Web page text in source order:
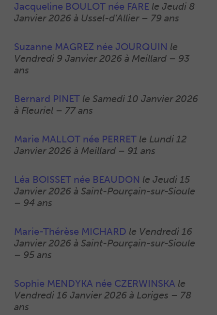
Jacqueline BOULOT née FARE le Jeudi 8
Janvier 2026 à Ussel-d’Allier – 79 ans
Suzanne MAGREZ née JOURQUIN le
Vendredi 9 Janvier 2026 à Meillard – 93
ans
Bernard PINET le Samedi 10 Janvier 2026
à Fleuriel – 77 ans
Marie MALLOT née PERRETle Lundi 12
Janvier 2026 à Meillard – 91 ans
Léa BOISSET née BEAUDON le Jeudi 15
Janvier 2026 à Saint-Pourçain-sur-Sioule
– 94 ans
Marie-Thérèse MICHARD le Vendredi 16
Janvier 2026 à Saint-Pourçain-sur-Sioule
– 95 ans
Sophie MENDYKA née CZERWINSKA le
Vendredi 16 Janvier 2026 à Loriges – 78
ans